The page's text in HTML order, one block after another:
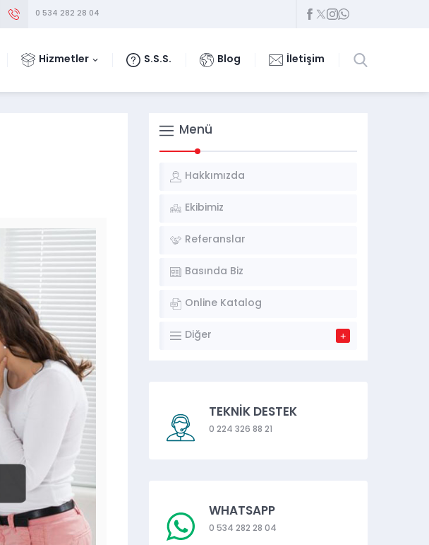
0 534 282 28 04
Hizmetler S.S.S. Blog İletişim
Menü
Hakkımızda
Ekibimiz
Referanslar
Basında Biz
Online Katalog
Diğer
TEKNİK DESTEK
0 224 326 88 21
WHATSAPP
0 534 282 28 04